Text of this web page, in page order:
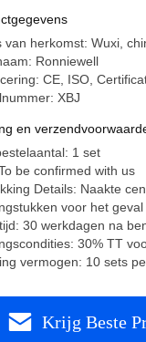
van herkomst: Wuxi,
Ronniewell
CE, ISO,
XBJ
en
1 set
be confirmed with us
Details: Naakte
voor het geval
30 werkdagen na
30% TT
vermogen: 10 sets
Krijg Beste